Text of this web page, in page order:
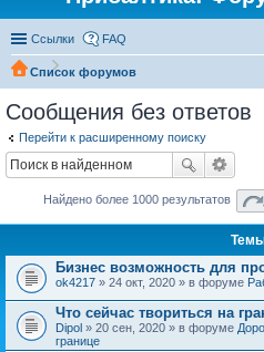
Ссылки FAQ
Список форумов
Сообщения без ответов
Перейти к расширенному поиску
Найдено более 1000 результатов
Бизнес возможность для
ok4217 » 24 окт, 2020 » в форуме
Что сейчас твориться на
Dipol » 20 сен, 2020 » в форуме
границе